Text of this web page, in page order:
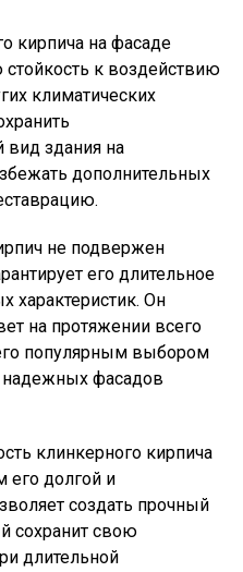
кирпича на фасаде
к воздействию
климатических
здания на
дополнительных
не подвержен
его длительное
характеристик. Он
на протяжении всего
популярным выбором
надежных фасадов
клинкерного кирпича
его долгой и
создать прочный
сохранит свою
длительной